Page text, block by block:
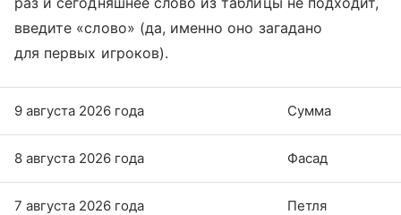
введите «слово» (да, именно оно загадано
для первых игроков).
9 августа 2026 года Сумма
8 августа 2026 года Фасад
7 августа 2026 года Петля